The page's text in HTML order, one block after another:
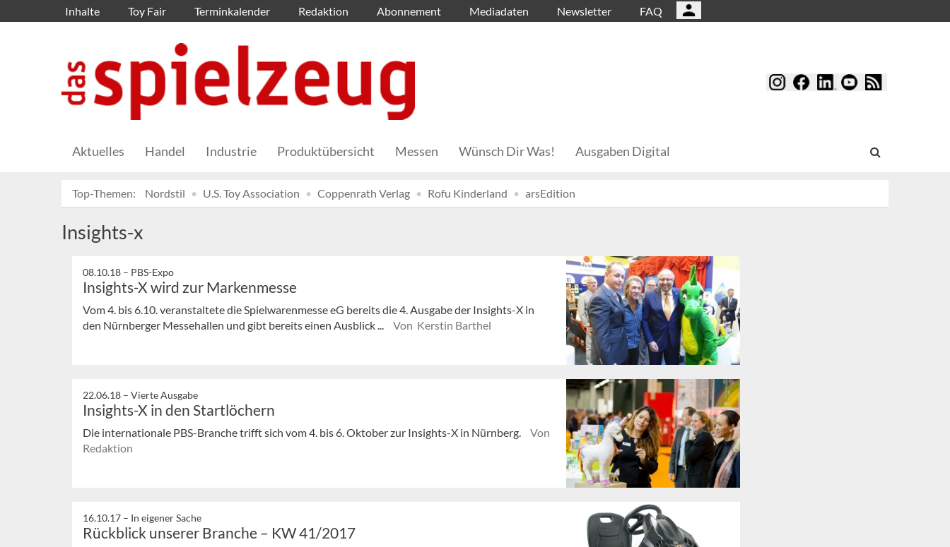
Inhalte Toy Fair Terminkalender Redaktion Abonnement Mediadaten Newsletter FAQ
Aktuelles Handel Industrie Produktübersicht Messen Wünsch Dir Was! Ausgaben Digital
Top-Themen: Nordstil U.S. Toy Association Coppenrath Verlag Rofu Kinderland arsEdition
Insights-x
08.10.18 – PBS-Expo
Insights-X wird zur Markenmesse
Vom 4. bis 6.10. veranstaltete die Spielwarenmesse eG bereits die 4. Ausgabe der Insights-X in
den Nürnberger Messehallen und gibt bereits einen Ausblick ...
Von Kerstin Barthel
22.06.18 – Vierte Ausgabe
Insights-X in den Startlöchern
Die internationale PBS-Branche trifft sich vom 4. bis 6. Oktober zur Insights-X in Nürnberg.
Von
Redaktion
16.10.17 – In eigener Sache
Rückblick unserer Branche – KW 41/2017